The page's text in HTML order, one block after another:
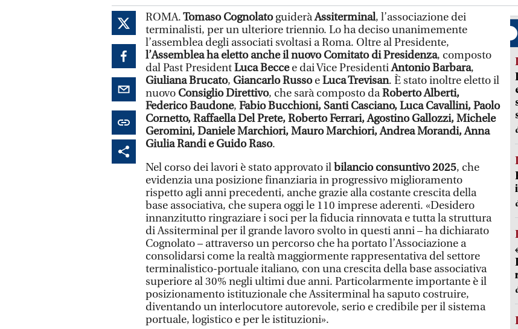
ROMA.Tomaso CognolatoguideràAssiterminal, l’associazione dei
terminalisti, per un ulteriore triennio. Lo ha deciso unanimemente
l’assemblea degli associati svoltasi a Roma. Oltre al Presidente,
l’Assemblea ha eletto anche il nuovo Comitato di Presidenza, composto
dal Past PresidentLuca Beccee dai Vice PresidentiAntonio Barbara,
Giuliana Brucato, Giancarlo RussoeLuca Trevisan. È stato inoltre eletto il
nuovo Consiglio Direttivo, che sarà composto daRoberto Alberti,
Federico Baudone, Fabio Bucchioni, Santi Casciano, Luca Cavallini, Paolo
Cornetto, Raffaella Del Prete, Roberto Ferrari, Agostino Gallozzi, Michele
Geromini, Daniele Marchiori, Mauro Marchiori, Andrea Morandi, Anna
Giulia Randi e Guido Raso.
Nel corso dei lavori è stato approvato il bilancio consuntivo 2025, che
evidenzia una posizione finanziaria in progressivo miglioramento
rispetto agli anni precedenti, anche grazie alla costante crescita della
base associativa, che supera oggi le 110 imprese aderenti. «Desidero
innanzitutto ringraziare i soci per la fiducia rinnovata e tutta la struttura
di Assiterminal per il grande lavoro svolto in questi anni – ha dichiarato
Cognolato – attraverso un percorso che ha portato l’Associazione a
consolidarsi come la realtà maggiormente rappresentativa del settore
terminalistico-portuale italiano, con una crescita della base associativa
superiore al 30% negli ultimi due anni. Particolarmente importante è il
posizionamento istituzionale che Assiterminal ha saputo costruire,
diventando un interlocutore autorevole, serio e credibile per il sistema
portuale, logistico e per le istituzioni».